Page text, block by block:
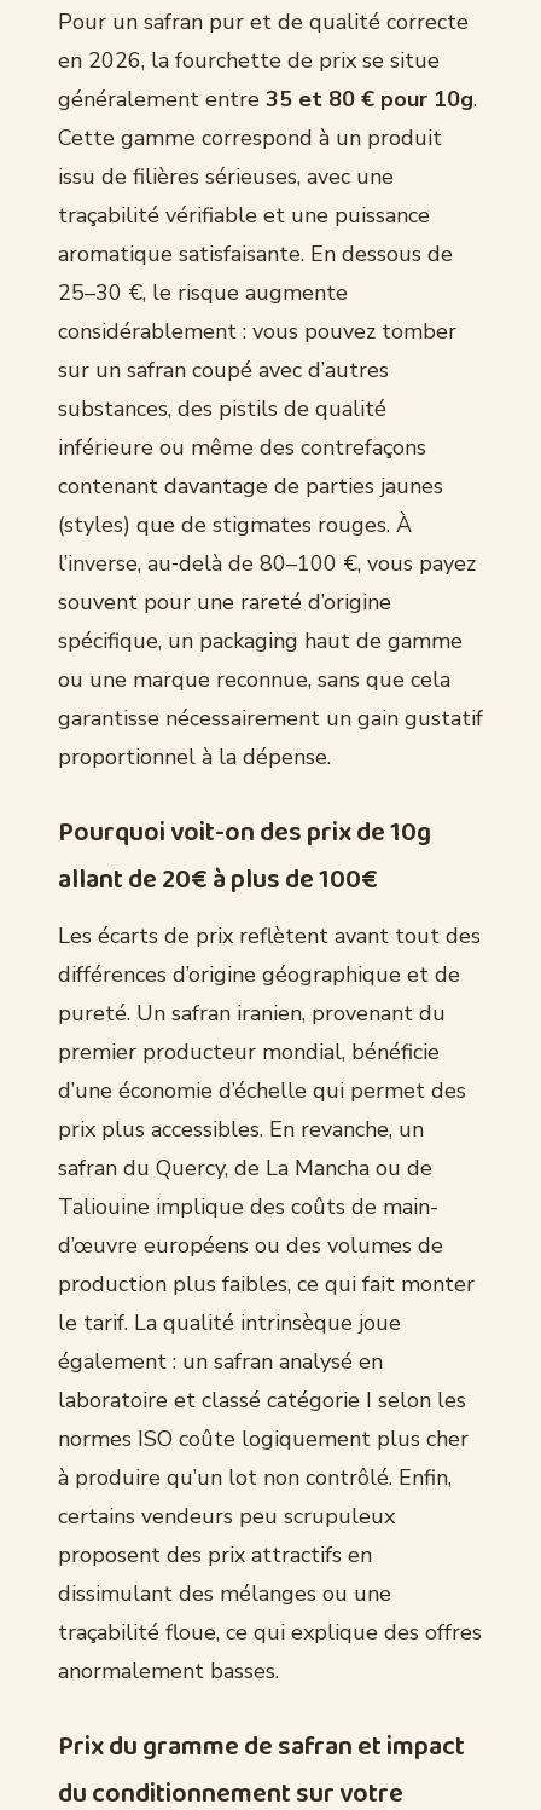
Pour un safran pur et de qualité correcte
en 2026, la fourchette de prix se situe
généralement entre 35 et 80 € pour 10g.
Cette gamme correspond à un produit
issu de filières sérieuses, avec une
traçabilité vérifiable et une puissance
aromatique satisfaisante. En dessous de
25–30 €, le risque augmente
considérablement : vous pouvez tomber
sur un safran coupé avec d’autres
substances, des pistils de qualité
inférieure ou même des contrefaçons
contenant davantage de parties jaunes
(styles) que de stigmates rouges. À
l’inverse, au‑delà de 80–100 €, vous payez
souvent pour une rareté d’origine
spécifique, un packaging haut de gamme
ou une marque reconnue, sans que cela
garantisse nécessairement un gain gustatif
proportionnel à la dépense.
Pourquoi voit-on des prix de 10g
allant de 20€ à plus de 100€
Les écarts de prix reflètent avant tout des
différences d’origine géographique et de
pureté. Un safran iranien, provenant du
premier producteur mondial, bénéficie
d’une économie d’échelle qui permet des
prix plus accessibles. En revanche, un
safran du Quercy, de La Mancha ou de
Taliouine implique des coûts de main-
d’œuvre européens ou des volumes de
production plus faibles, ce qui fait monter
le tarif. La qualité intrinsèque joue
également : un safran analysé en
laboratoire et classé catégorie I selon les
normes ISO coûte logiquement plus cher
à produire qu’un lot non contrôlé. Enfin,
certains vendeurs peu scrupuleux
proposent des prix attractifs en
dissimulant des mélanges ou une
traçabilité floue, ce qui explique des offres
anormalement basses.
Prix du gramme de safran et impact
du conditionnement sur votre